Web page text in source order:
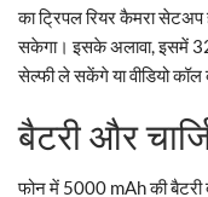
का ट्रिपल रियर कैमरा सेटअप
सकेगा। इसके अलावा, इसमें
सेल्फी ले सकेंगे या वीडियो
बैटरी और
फोन में 5000 mAh की बैटरी